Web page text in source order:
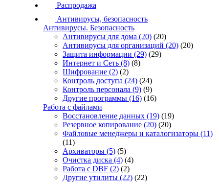
Распродажа
Антивирусы, безопасность
Антивирусы. Безопасность
Антивирусы для дома (20) (20)
Антивирусы для организаций (20) (20)
Защита информации (29) (29)
Интернет и Сеть (8) (8)
Шифрование (2) (2)
Контроль доступа (24) (24)
Контроль персонала (9) (9)
Другие программы (16) (16)
Работа с файлами
Восстановление данных (19) (19)
Резервное копирование (20) (20)
Файловые менеджеры и каталогизаторы (11)
(11)
Архиваторы (5) (5)
Очистка диска (4) (4)
Работа с DBF (2) (2)
Другие утилиты (22) (22)